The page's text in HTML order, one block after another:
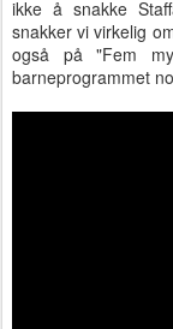
ikke å snakke
snakker vi virkelig
også på "Fem
barneprogrammet